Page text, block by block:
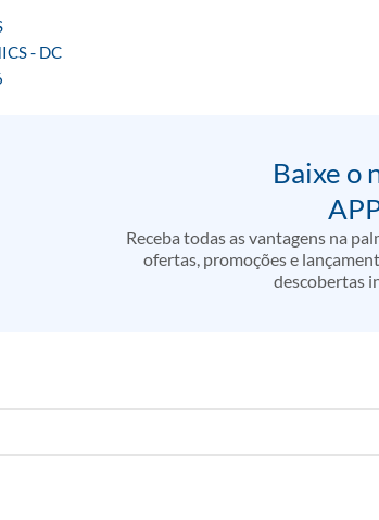
- DC
Baixe o
Receba todas as vantagens na
ofertas, promoções e
descobertas